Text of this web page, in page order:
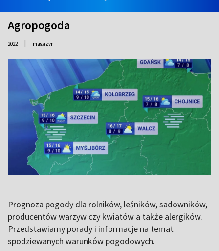
Agropogoda
2022 | magazyn
Prognoza pogody dla rolników, leśników, sadowników,
producentów warzyw czy kwiatów a także alergików.
Przedstawiamy porady i informacje na temat
spodziewanych warunków pogodowych.